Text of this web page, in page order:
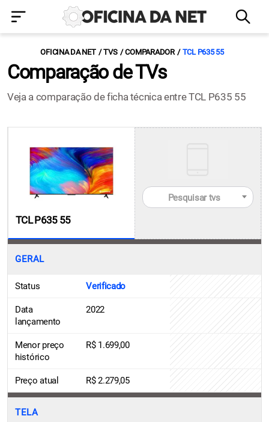
OFICINA DA NET TVS COMPARADOR TCL P635 55
Comparação de TVs
Veja a comparação de ficha técnica entre TCL P635 55
TCL P635 55
Pesquisar tvs
GERAL
Status Verificado
Data
lançamento
2022
Menor preço
histórico
R$ 1.699,00
Preço atual R$ 2.279,05
TELA